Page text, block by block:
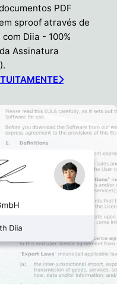
PDF
sproof através de
Diia - 100%
Assinatura